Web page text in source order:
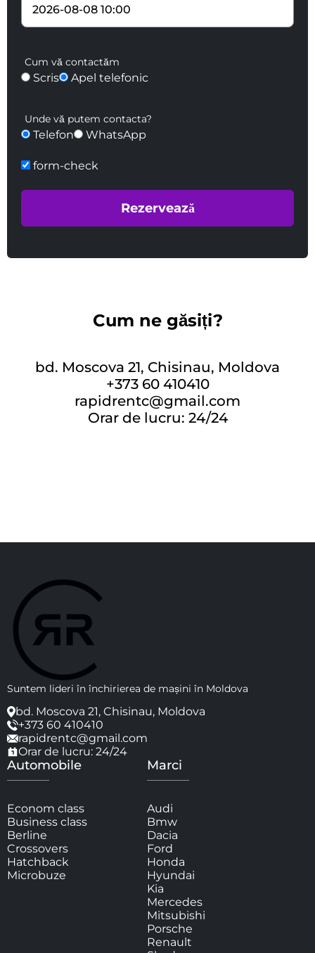
Cum vă contactăm
Scris Apel telefonic
Unde vă putem contacta?
Telefon WhatsApp
form-check
Cum ne găsiți?
bd. Moscova 21, Chisinau, Moldova
+373 60 410410
rapidrentc@gmail.com
Orar de lucru: 24/24
Suntem lideri în închirierea de mașini în Moldova
bd. Moscova 21, Chisinau, Moldova
+373 60 410410
rapidrentc@gmail.com
Orar de lucru: 24/24
Automobile
Econom class
Business class
Berline
Crossovers
Hatchback
Microbuze
Marci
Audi
Bmw
Dacia
Ford
Honda
Hyundai
Kia
Mercedes
Mitsubishi
Porsche
Renault